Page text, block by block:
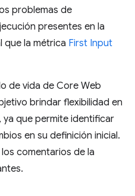
problemas de
presentes en la
que la métrica First Input
de vida de Core Web
brindar flexibilidad en
ya que permite identificar
en su definición inicial.
comentarios de la